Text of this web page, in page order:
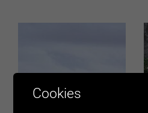
Cookies